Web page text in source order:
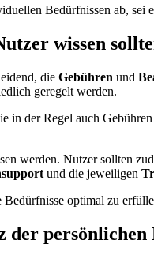
Bedürfnissen ab,
wissen
die Gebühren und
geregelt werden.
in der Regel auch
werden. Nutzer sollten
und die jeweiligen
optimal zu
der persönlichen